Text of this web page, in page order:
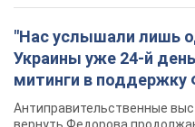
"Нас услышали лишь
Украины уже 24-й
митинги в
Антиправительственные